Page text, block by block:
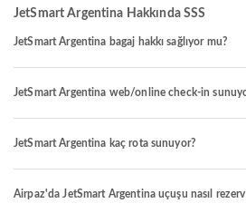
JetSmart Argentina Hakkında SSS
JetSmart Argentina bagaj hakkı sağlıyor mu?
JetSmart Argentina web/online check-in
JetSmart Argentina kaç rota sunuyor?
Airpaz'da JetSmart Argentina uçuşu nasıl